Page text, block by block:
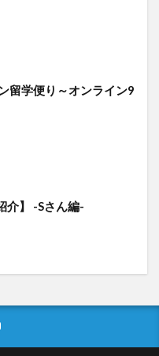
留学便り～オンライン9
介】 -Sさん編-